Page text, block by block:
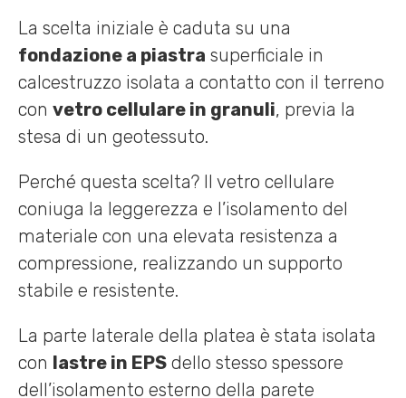
La scelta iniziale è caduta su una
fondazione a piastra superficiale in
calcestruzzo isolata a contatto con il terreno
con vetro cellulare in granuli, previa la
stesa di un geotessuto.
Perché questa scelta? Il vetro cellulare
coniuga la leggerezza e l’isolamento del
materiale con una elevata resistenza a
compressione, realizzando un supporto
stabile e resistente.
La parte laterale della platea è stata isolata
con lastre in EPS dello stesso spessore
dell’isolamento esterno della parete